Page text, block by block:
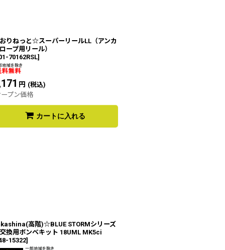
りねっと☆スーパーリールLL（アンカ
ープ用リール）
70162RSL]
円 (税込)
ープン価格
カートに入れる
高階)☆BLUE STORMシリーズ
換用ボンベキット 18UML MK5ci
15322]